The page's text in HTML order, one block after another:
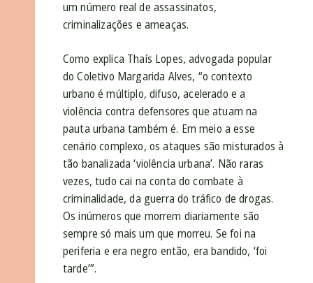
um número real de assassinatos,
criminalizações e ameaças.
Como explica Thaís Lopes, advogada popular
do Coletivo Margarida Alves, “o contexto
urbano é múltiplo, difuso, acelerado e a
violência contra defensores que atuam na
pauta urbana também é. Em meio a esse
cenário complexo, os ataques são misturados à
tão banalizada ‘violência urbana’. Não raras
vezes, tudo cai na conta do combate à
criminalidade, da guerra do tráfico de drogas.
Os inúmeros que morrem diariamente são
sempre só mais um que morreu. Se foi na
periferia e era negro então, era bandido, ‘foi
tarde’”.